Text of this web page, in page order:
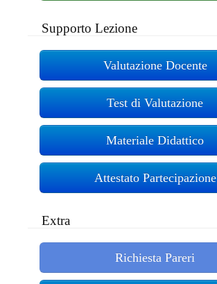
Supporto Lezione
Valutazione Docente
Test di Valutazione
Materiale Didattico
Attestato Partecipazione
Extra
Richiesta Pareri